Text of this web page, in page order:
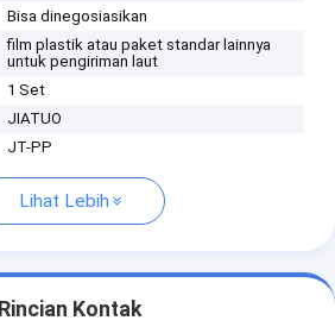
Bisa dinegosiasikan
film plastik atau paket standar lainnya
untuk pengiriman laut
1 Set
JIATUO
JT-PP
Lihat Lebih
Rincian Kontak